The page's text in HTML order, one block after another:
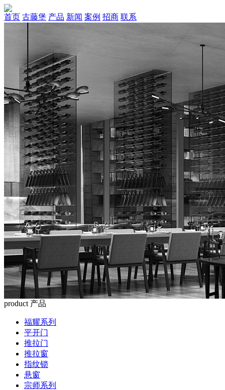
首页 古藤堡 产品 新闻 案例 招商 联系
product 产品
福耀系列
平开门
推拉门
推拉窗
指纹锁
悬窗
宗师系列